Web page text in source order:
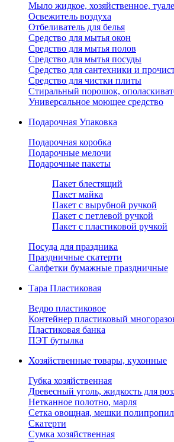
Мыло жидкое, хозяйственное,
Освежитель воздуха
Отбеливатель для белья
Средство для мытья окон
Средство для мытья полов
Средство для мытья посуды
Средство для сантехники и
Средство для чистки плиты
Стиральный порошок,
Универсальное моющее средство
Подарочная Упаковка
Подарочная коробка
Подарочные мелочи
Подарочные пакеты
Пакет блестящий
Пакет майка
Пакет с вырубной ручкой
Пакет с петлевой ручкой
Пакет с пластиковой ручкой
Посуда для праздника
Праздничные скатерти
Салфетки бумажные праздничные
Тара Пластиковая
Ведро пластиковое
Контейнер пластиковый
Пластиковая банка
ПЭТ бутылка
Хозяйственные товары, кухонные
Губка хозяйственная
Древесный уголь, жидкость для
Нетканное полотно, марля
Сетка овощная, мешки
Скатерти
Сумка хозяйственная